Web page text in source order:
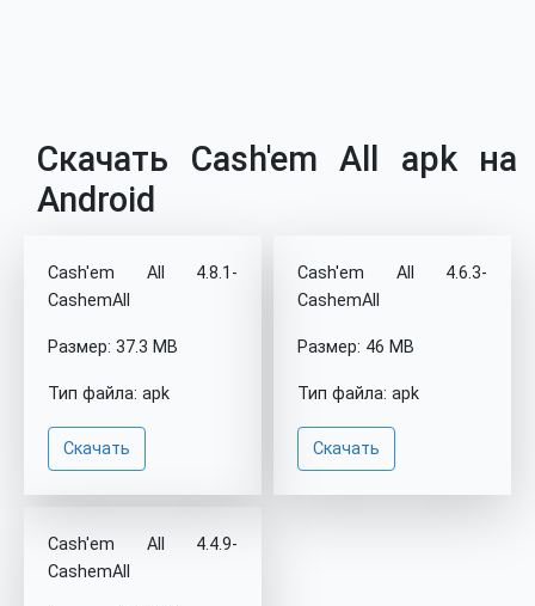
Скачать Cash'em All apk на
Android
Cash'em All 4.8.1-
CashemAll
Размер: 37.3 MB
Тип файла: apk
Скачать
Cash'em All 4.6.3-
CashemAll
Размер: 46 MB
Тип файла: apk
Скачать
Cash'em All 4.4.9-
CashemAll